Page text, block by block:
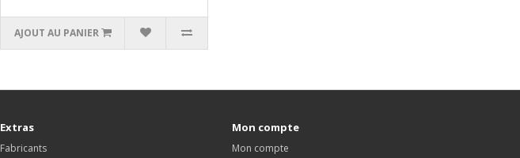
AJOUT AU PANIER
Extras
Fabricants
Mon compte
Mon compte